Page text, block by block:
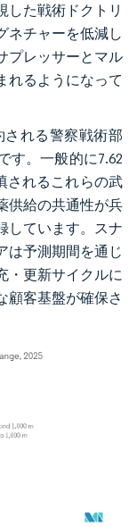
した戦術ドクトリ
ネチャーを低減し
プレッサーとマル
れるようになって
される警察戦術部
す。一般的に7.62
されるこれらの武
供給の共通性が兵
しています。スナ
は予測期間を通じ
・更新サイクルに
顧客基盤が確保さ